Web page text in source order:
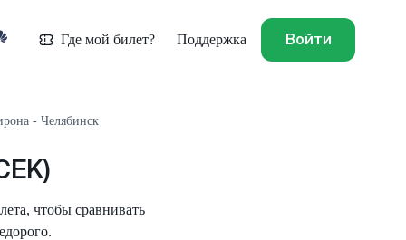
Где мой билет? Поддержка Войти
- Челябинск
чтобы сравнивать